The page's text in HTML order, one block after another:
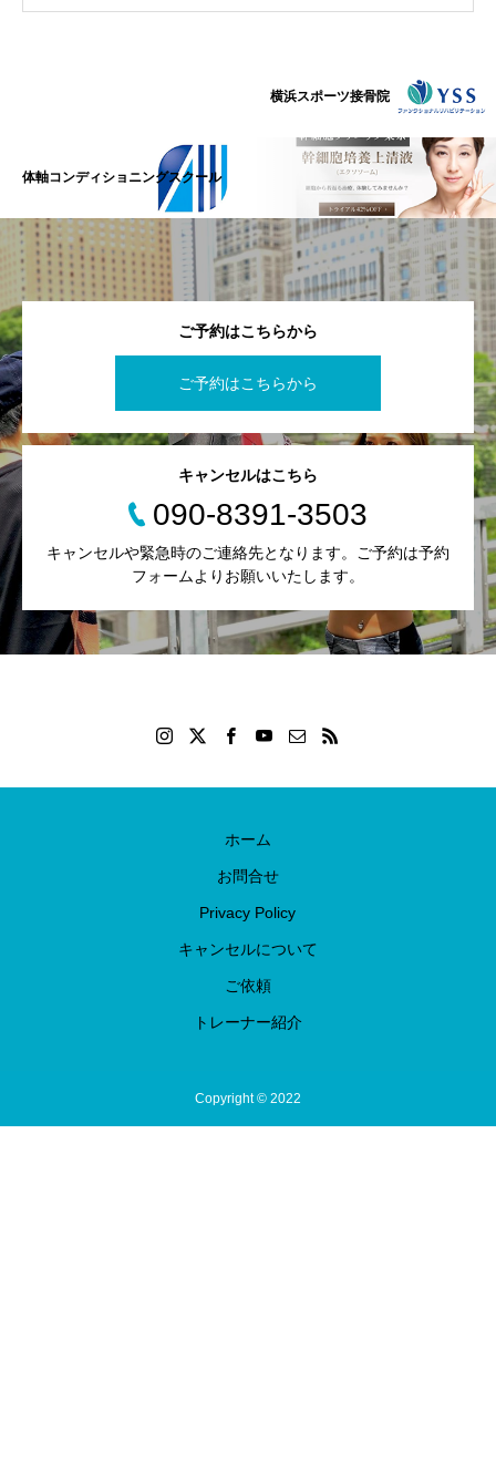
横浜スポーツ接骨院
体軸コンディショニングスクール
ご予約はこちらから
ご予約はこちらから
キャンセルはこちら
090-8391-3503
キャンセルや緊急時のご連絡先となります。ご予約は予約
フォームよりお願いいたします。
ホーム
お問合せ
Privacy Policy
キャンセルについて
ご依頼
トレーナー紹介
Copyright © 2022